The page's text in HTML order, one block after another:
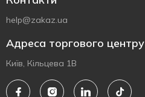
help@zakaz.ua
Адреса торгового центру
Київ, Кільцева 1В